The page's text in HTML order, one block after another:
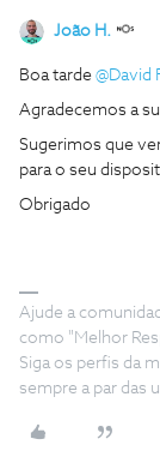
João H.
Boa tarde ​ @David
Agradecemos a
Sugerimos que
para o seu
Obrigado
Ajude a
como "Melhor
Siga os perfis da
sempre a par das